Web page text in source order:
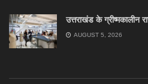
उत्तराखंड के ग्रीष्मकालीन
AUGUST 5, 2026